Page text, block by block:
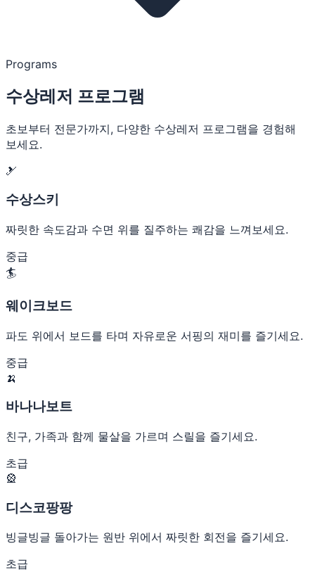
Programs
수상레저 프로그램
초보부터 전문가까지, 다양한 수상레저 프로그램을 경험해
보세요.
🎿
수상스키
짜릿한 속도감과 수면 위를 질주하는 쾌감을 느껴보세요.
중급
🏄
웨이크보드
파도 위에서 보드를 타며 자유로운 서핑의 재미를 즐기세요.
중급
🍌
바나나보트
친구, 가족과 함께 물살을 가르며 스릴을 즐기세요.
초급
🎡
디스코팡팡
빙글빙글 돌아가는 원반 위에서 짜릿한 회전을 즐기세요.
초급